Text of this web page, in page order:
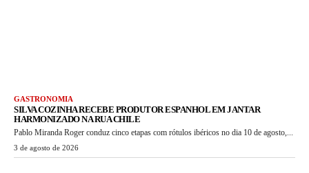
GASTRONOMIA
SILVA COZINHA RECEBE PRODUTOR ESPANHOL EM JANTAR
HARMONIZADO NA RUA CHILE
Pablo Miranda Roger conduz cinco etapas com rótulos ibéricos no dia 10 de agosto,...
3 de agosto de 2026